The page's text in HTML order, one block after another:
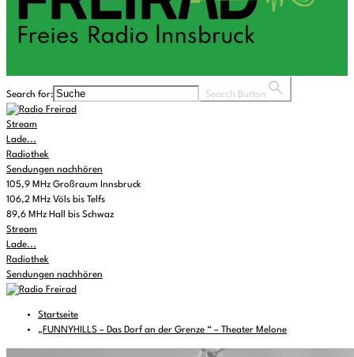
Search for: Search Button
Stream
Lade...
Radiothek
Sendungen nachhören
105,9 MHz Großraum Innsbruck
106,2 MHz Völs bis Telfs
89,6 MHz Hall bis Schwaz
Stream
Lade...
Radiothek
Sendungen nachhören
Startseite
„FUNNYHILLS – Das Dorf an der Grenze “ – Theater Melone